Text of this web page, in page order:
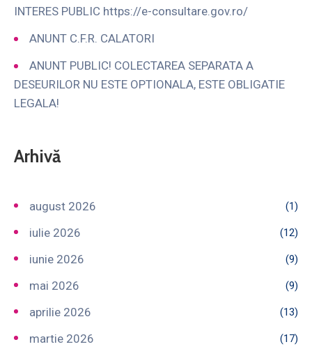
INTERES PUBLIC https://e-consultare.gov.ro/
ANUNT C.F.R. CALATORI
ANUNT PUBLIC! COLECTAREA SEPARATA A
DESEURILOR NU ESTE OPTIONALA, ESTE OBLIGATIE
LEGALA!
Arhivă
august 2026 (1)
iulie 2026 (12)
iunie 2026 (9)
mai 2026 (9)
aprilie 2026 (13)
martie 2026 (17)